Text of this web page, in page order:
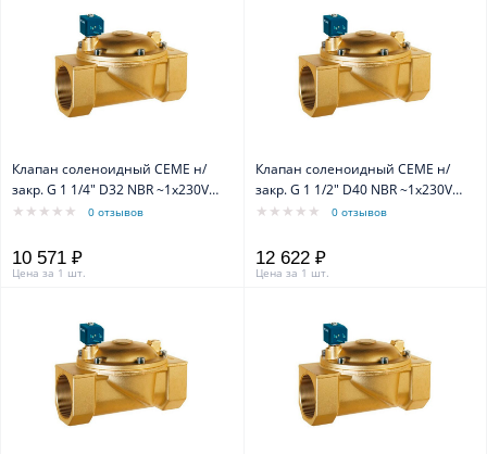
Клапан соленоидный CEME н/
закр. G 1 1/4" D32 NBR ~1x230V
50Hz
0 отзывов
10 571 ₽
Цена за 1 шт.
Клапан соленоидный CEME н/
закр. G 1 1/2" D40 NBR ~1x230V
50Hz
0 отзывов
12 622 ₽
Цена за 1 шт.